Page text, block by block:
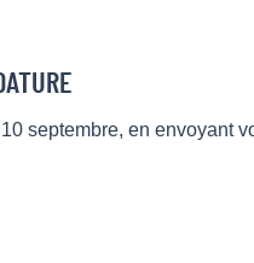
septembre, en envoyant